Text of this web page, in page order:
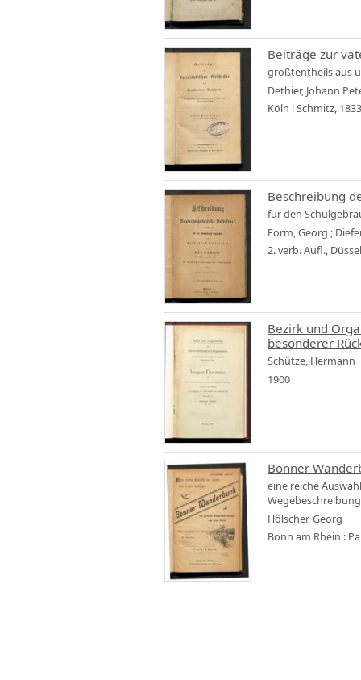
Beiträge zur
größtentheils aus
Dethier, Johann
Köln : Schmitz, 1833
Beschreibung
für den
Form, Georg ;
2. verb. Aufl.,
Bezirk und
besonderer
Schütze, Hermann
1900
Bonner
eine reiche
Hölscher, Georg
Bonn am Rhein :